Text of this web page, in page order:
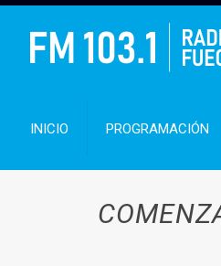
INICIO PROGRAMACIÓN